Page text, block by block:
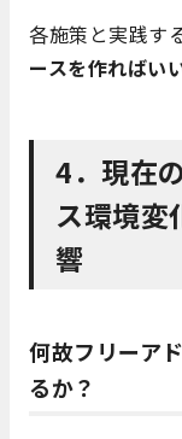
各施策と実践す
ースを作ればい
4．現在
ス環境変
響
何故フリーア
るか？